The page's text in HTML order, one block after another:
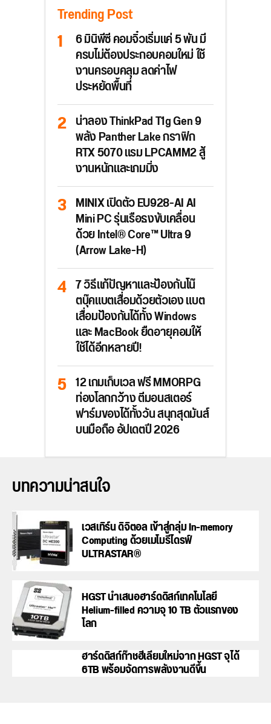
Trending Post
6 มินิพีซี คอมจิ๋วเริ่มแค่ 5 พัน มี
ครบไม่ต้องประกอบคอมใหม่ ใช้
งานครอบคลุม ลดค่าไฟ
ประหยัดพื้นที่
น่าลอง ThinkPad T1g Gen 9
พลัง Panther Lake กราฟิก
RTX 5070 แรม LPCAMM2 สู้
งานหนักและเกมมิ่ง
MINIX เปิดตัว EU928-AI AI
Mini PC รุ่นเรือธงขับเคลื่อน
ด้วย Intel® Core™ Ultra 9
(Arrow Lake-H)
7 วิธีแก้ปัญหาและป้องกันโน๊
ตบุ๊คแบตเสื่อมด้วยตัวเอง แบต
เสื่อมป้องกันได้ทั้ง Windows
และ MacBook ยืดอายุคอมให้
ใช้ได้อีกหลายปี!
12 เกมเก็บเวล ฟรี MMORPG
ท่องโลกกว้าง ตีมอนสเตอร์
ฟาร์มของได้ทั้งวัน สนุกสุดมันส์
บนมือถือ อัปเดตปี 2026
บทความน่าสนใจ
เวสเทิร์น ดิจิตอล เข้าสู่กลุ่ม In-memory
Computing ด้วยเมโมรีไดรฟ์
ULTRASTAR®
HGST นำเสนอฮาร์ดดิสก์เทคโนโลยี
Helium-filled ความจุ 10 TB ตัวแรกของ
โลก
ฮาร์ดดิสก์ก๊าชฮีเลี่ยมใหม่จาก HGST จุได้
6TB พร้อมจัดการพลังงานดีขึ้น